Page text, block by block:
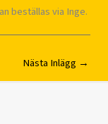
beställas via Inge.
Nästa Inlägg →